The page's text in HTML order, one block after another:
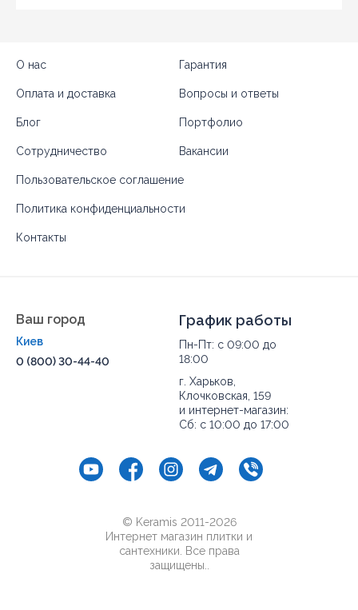
О нас Гарантия
Оплата и доставка Вопросы и ответы
Блог Портфолио
Сотрудничество Вакансии
Пользовательское соглашение
Политика конфиденциальности
Контакты
Ваш город
Киев
0 (800) 30-44-40
График работы
Пн-Пт: с 09:00 до
18:00
г. Харьков,
Клочковская, 159
и интернет-магазин:
Сб: с 10:00 до 17:00
© Keramis 2011-2026
Интернет магазин плитки и
сантехники. Все права
защищены..